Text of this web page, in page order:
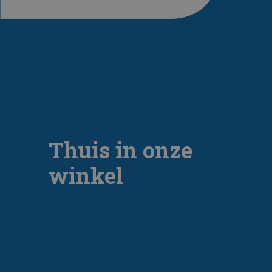
Thuis in onze
winkel